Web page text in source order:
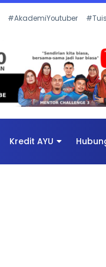
#AkademiYoutuber
Kredit AYU